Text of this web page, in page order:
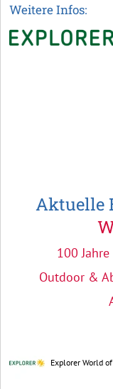
Weitere Infos:
Aktuelle
100
Outdoor &
Explorer World